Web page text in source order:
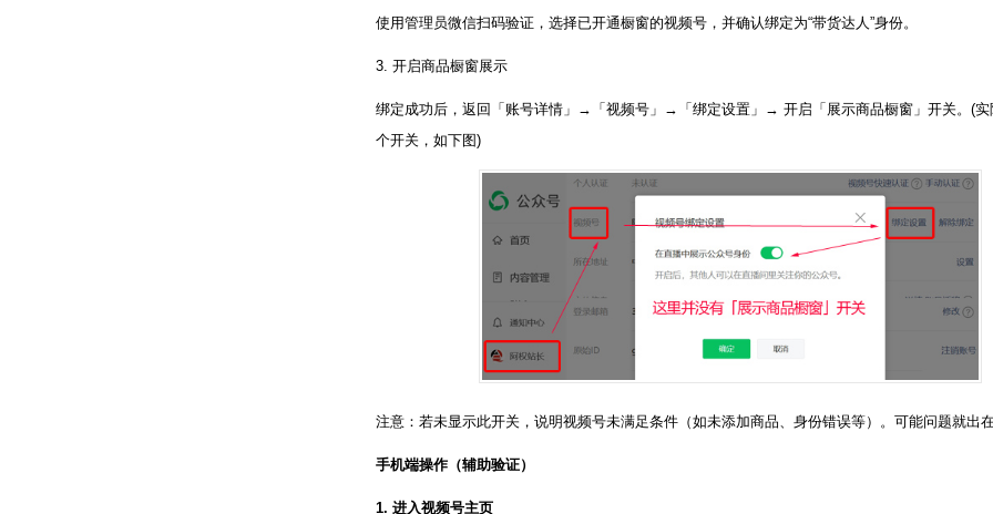
使用管理员微信扫码验证，选择已开通橱窗的视频号，并确认绑定为“带货达人”身份。
3. 开启商品橱窗展示
绑定成功后，返回「账号详情」→「视频号」→「绑定设置」→ 开启「展示商品橱窗」开关。(实
个开关，如下图)
注意：若未显示此开关，说明视频号未满足条件（如未添加商品、身份错误等）。可能问题就出
手机端操作（辅助验证）
1. 进入视频号主页